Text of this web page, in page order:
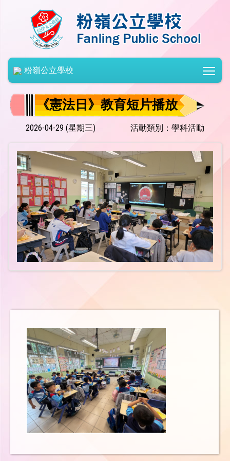
粉嶺公立學校
《憲法日》教育短片播放
2026-04-29 (星期三) 活動類別：學科活動